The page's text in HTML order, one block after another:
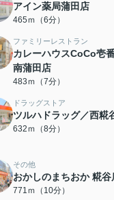
アイン薬局蒲田店
465ｍ（6分）
ファミリーレストラン
カレーハウスCoCo壱
南蒲田店
483ｍ（7分）
ドラッグストア
ツルハドラッグ／西糀
632ｍ（8分）
その他
おかしのまちおか 糀谷
771ｍ（10分）